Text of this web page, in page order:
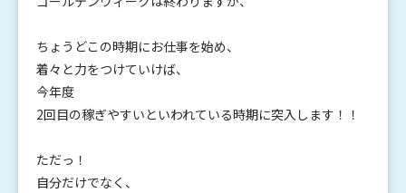
ちょうどこの時期にお仕事を始め、
着々と力をつけていけば、
今年度
2回目の稼ぎやすいといわれている時期に突入します！！
ただっ！
自分だけでなく、